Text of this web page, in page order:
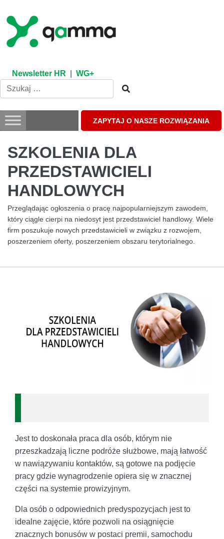
content
Newsletter HR WG+
ZAPYTAJ O NASZE ROZWIĄZANIA
SZKOLENIA DLA
PRZEDSTAWICIELI
HANDLOWYCH
Przeglądając ogłoszenia o pracę najpopularniejszym zawodem,
który ciągle cierpi na niedosyt jest przedstawiciel handlowy. Wiele
firm poszukuje nowych przedstawicieli w związku z rozwojem,
poszerzeniem oferty, poszerzeniem obszaru terytorialnego.
Jest to doskonała praca dla osób, którym nie
przeszkadzają liczne podróże służbowe, mają łatwość
w nawiązywaniu kontaktów, są gotowe na podjęcie
pracy gdzie wynagrodzenie opiera się w znacznej
części na systemie prowizyjnym.
Dla osób o odpowiednich predyspozycjach jest to
idealne zajęcie, które pozwoli na osiągnięcie
znacznych bonusów w postaci premii, samochodu